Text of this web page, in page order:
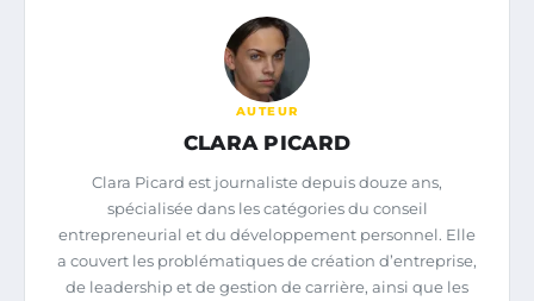
AUTEUR
CLARA PICARD
Clara Picard est journaliste depuis douze ans,
spécialisée dans les catégories du conseil
entrepreneurial et du développement personnel. Elle
a couvert les problématiques de création d’entreprise,
de leadership et de gestion de carrière, ainsi que les